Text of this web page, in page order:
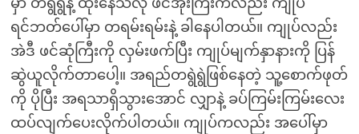
မှာ တရွရွနဲ့ ထိုးနေသလို ဖင်အိုးကြီးကလည်း ကျုပ်
ရင်ဘတ်ပေါ်မှာ တရမ်းရမ်းနဲ့ ခါနေပါတယ်။ ကျုပ်လည်း
အဲဒီ ဖင်ဆုံကြီးကို လှမ်းဖက်ပြီး ကျုပ်မျက်နှာနားကို ပြန်
ဆွဲယူလိုက်တာပေါ့။ အရည်တရွဲရွဲဖြစ်နေတဲ့ သူ့စောက်ဖုတ်
ကို ပိုပြီး အရသာရှိသွားအောင် လျှာနဲ့ ခပ်ကြမ်းကြမ်းလေး
ထပ်လျက်ပေးလိုက်ပါတယ်။ ကျုပ်ကလည်း အပေါ်မှာ